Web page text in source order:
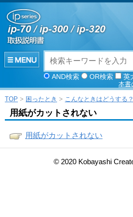
AND検索 OR検索 英
本書
TOP > 困ったとき > こんなときはどうする？
用紙がカットされない
用紙がカットされない
© 2020 Kobayashi